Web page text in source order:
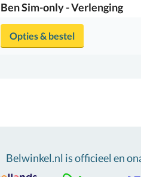
BenSim-only - Verlenging
Opties & bestel
Belwinkel.nl is officieel en